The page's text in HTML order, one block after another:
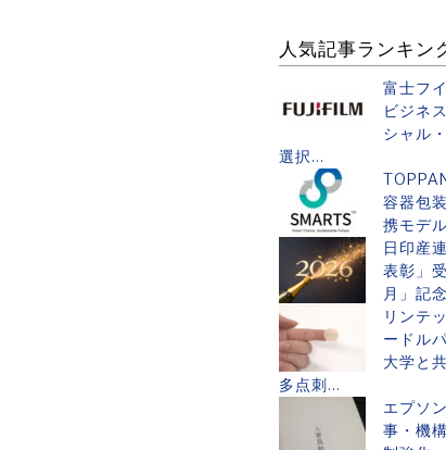
人気記事ランキン
富士フ
ビジネ
シャル
選択...
容器包
携モデ
日印産
表彰」
月」記
リンテ
ードル
大学と
多点刺...
エプソ
事・機